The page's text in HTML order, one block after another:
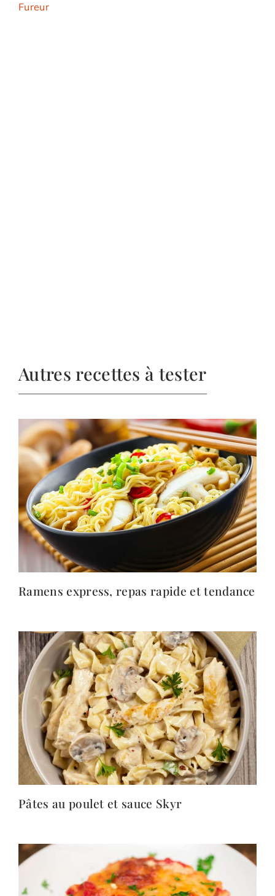
Fureur
Autres recettes à tester
Ramens express, repas rapide et tendance
Pâtes au poulet et sauce Skyr